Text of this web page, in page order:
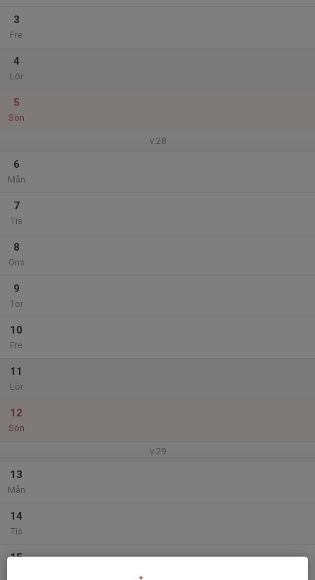
3
Fre
4
Lör
5
Sön
v.28
6
Mån
7
Tis
8
Ons
9
Tor
10
Fre
11
Lör
12
Sön
v.29
13
Mån
14
Tis
15